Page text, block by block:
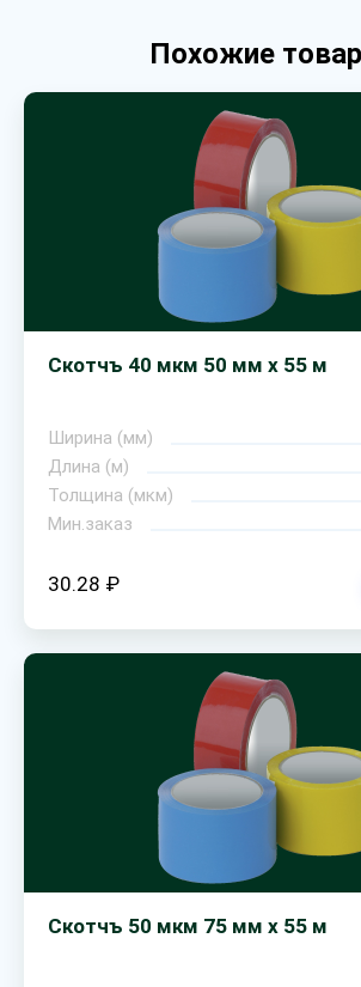
Похожие
Скотчъ 40 мкм 50 мм х 55 м
Ширина (мм)
Длина (м)
Толщина (мкм)
Мин.заказ
30.28 ₽
Скотчъ 50 мкм 75 мм х 55 м